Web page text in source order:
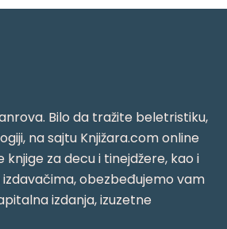
Bilo da tražite beletristiku,
na sajtu Knjižara.com online
za decu i tinejdžere, kao i
obezbeđujemo vam
izdanja, izuzetne